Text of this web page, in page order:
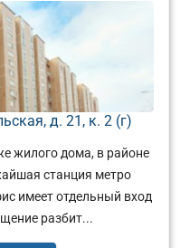
д. 21, к. 2 (г)
жилого дома, в районе
станция метро
имеет отдельный вход
разбит...